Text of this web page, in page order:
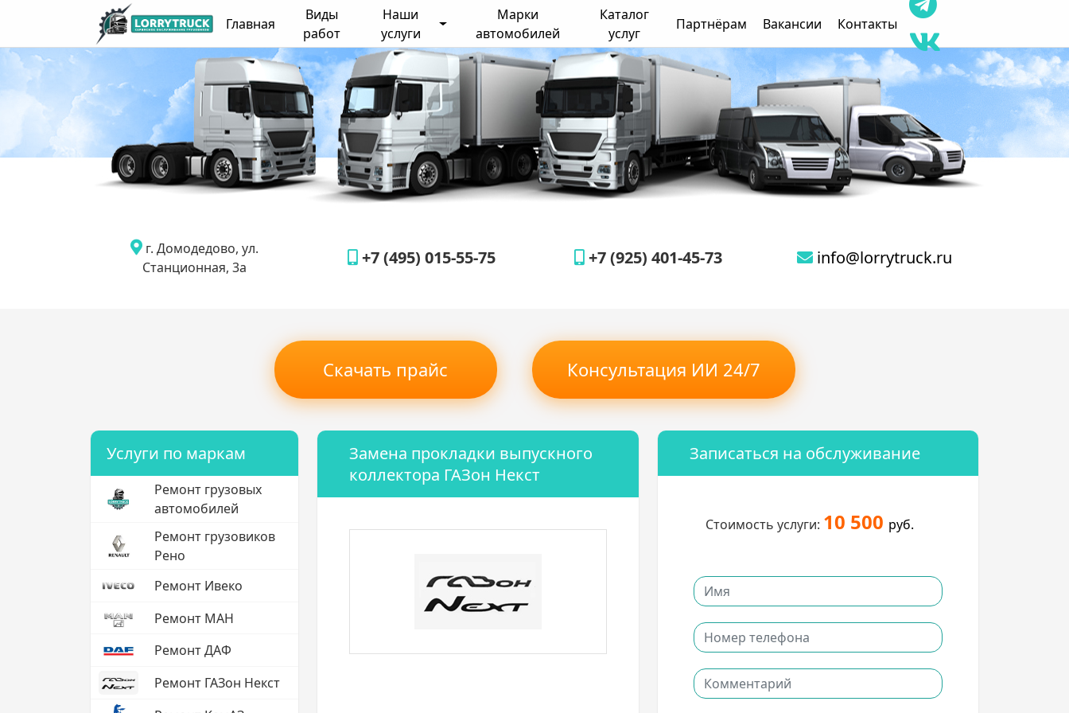
Главная
Виды
работ
Наши
услуги
Марки
автомобилей
Каталог
услуг
Партнёрам Вакансии Контакты
г. Домодедово, ул.
Станционная, 3а
+7 (495) 015-55-75 +7 (925) 401-45-73 info@lorrytruck.ru
Скачать прайс Консультация ИИ 24/7
Услуги по маркам
Ремонт грузовых
автомобилей
Ремонт грузовиков
Рено
Ремонт Ивеко
Ремонт МАН
Ремонт ДАФ
Ремонт ГАЗон Некст
Замена прокладки выпускного
коллектора ГАЗон Некст
Записаться на обслуживание
Стоимость услуги: 10 500 руб.